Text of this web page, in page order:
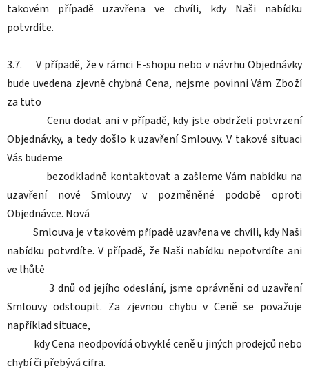
takovém případě uzavřena ve chvíli, kdy Naši nabídku
potvrdíte.
3.7. V případě, že v rámci E-shopu nebo v návrhu Objednávky
bude uvedena zjevně chybná Cena, nejsme povinni Vám Zboží
za tuto
Cenu dodat ani v případě, kdy jste obdrželi potvrzení
Objednávky, a tedy došlo k uzavření Smlouvy. V takové situaci
Vás budeme
bezodkladně kontaktovat a zašleme Vám nabídku na
uzavření nové Smlouvy v pozměněné podobě oproti
Objednávce. Nová
Smlouva je v takovém případě uzavřena ve chvíli, kdy Naši
nabídku potvrdíte. V případě, že Naši nabídku nepotvrdíte ani
ve lhůtě
3 dnů od jejího odeslání, jsme oprávněni od uzavření
Smlouvy odstoupit. Za zjevnou chybu v Ceně se považuje
například situace,
kdy Cena neodpovídá obvyklé ceně u jiných prodejců nebo
chybí či přebývá cifra.